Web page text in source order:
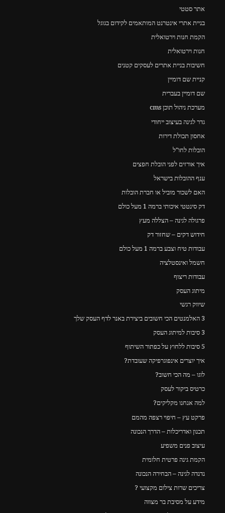
אתר סטטי
בניית אתרי אינטרנט המותאמים לקידום בגוגל
הקמת חנות וירטואלית
חנות וירטואלית
חשיבות בניית אתרים לעסקים קטנים
קניית שם דומיין
שם דומיין בעברית
מערכת ניהול תוכן cms
גדר לגינה בעיצוב ייחודי
אחסון תכולת דירות
הובלות לחו"ל
איך אורזים לפני הובלת חפצים
ענף ההובלות בישראל
האם לשכור מוביל או חברת הובלות
דק סינטטי איכותי ברמה 1 מעל כולם
פרגולה לגינה – הצללה מעץ
חידוש דקים – שחזור דק
עבודות טיח וצבע ברמה 1 מעל כולם
חשמל ואינסטלציה
עבודות ריצוף
מיתוג העסק
שיווק רגשי
3 האלמנטים הכי חשובים ביצירת באנר לדף העסק שלך
3 סיבות למיתוג העסק
5 סיבות ללחוץ על כפתור השיתוף
איך יוצרים אינפוגרפיקה שעובדת?
לוגו – מה הכי חשוב?
כרטיס ביקור לעסק
למה אנחנו מקליקים?
פרקט עץ – חיפוי רצפה מהמם
תכנון ואדריכלות – הדרך הנכונה
עיצוב פנים משפיע
הקמת גינה פרטית חלומית
נדנדה לגינה – הבחירה הנכונה
צריכים שרות צילום מקצועי ?
מידע על מסיבת בר מצווה